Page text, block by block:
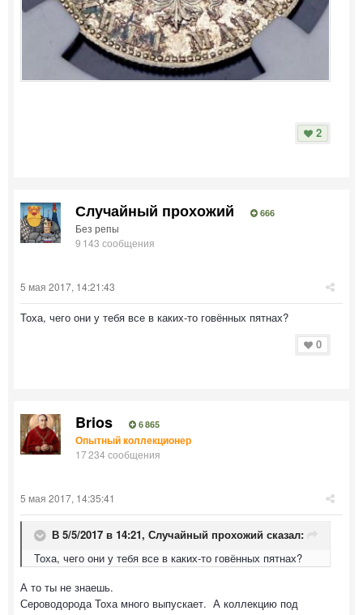
2
Случайный прохожий 666
Без репы
9 143 сообщения
5 мая 2017, 14:21:43
Тоха, чего они у тебя все в каких-то говённых пятнах?
0
Brios 6 865
Опытный коллекционер
17 234 сообщения
5 мая 2017, 14:35:41
В 5/5/2017 в 14:21, Случайный прохожий сказал:
Тоха, чего они у тебя все в каких-то говённых пятнах?
А то ты не знаешь.
Сероводорода Тоха много выпускает. А коллекцию под